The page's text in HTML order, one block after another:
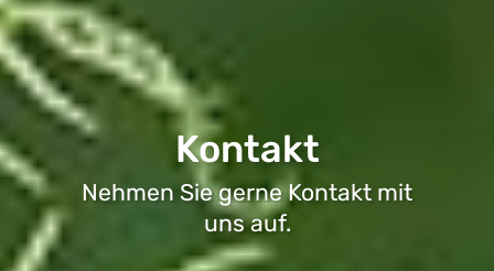
Kontakt
Nehmen Sie gerne Kontakt mit
uns auf.